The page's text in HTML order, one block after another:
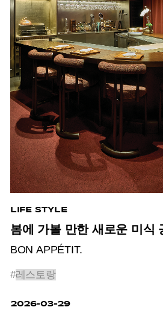
LIFE STYLE
봄에 가볼 만한 새로운 미식
BON APPÉTIT.
#레스토랑
2026-03-29